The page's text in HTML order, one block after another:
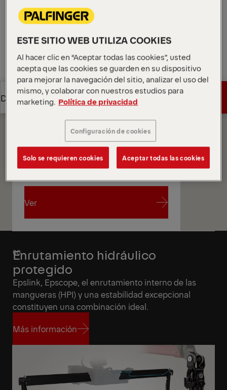
Solicitar presupuesto
Encontrar socio comercial
Destacados
Solicitar presupuesto
Solicitar presupuesto
Diagramas
Ver
Ver
Enrutamiento hidráulico
protegido
Epslink, Epscope, el enrutamiento interno de las
mangueras (HPI) y una estabilidad excepcional
constituyen una combinación ideal.
Más información
ESTE SITIO WEB UTILIZA COOKIES
Al hacer clic en “Aceptar todas las cookies”, usted
acepta que las cookies se guarden en su dispositivo
para mejorar la navegación del sitio, analizar el uso del
mismo, y colaborar con nuestros estudios para
marketing. Política de privacidad
Configuración de cookies
Solo se requieren cookies Aceptar todas las cookies